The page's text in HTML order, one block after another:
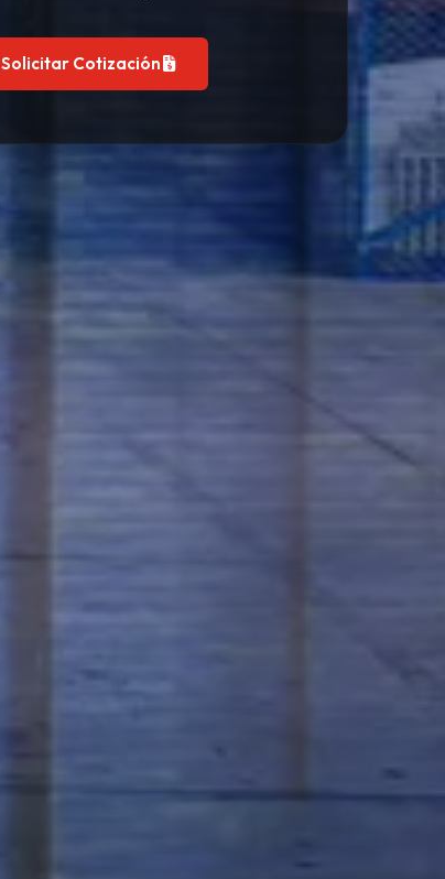
Solicitar Cotización